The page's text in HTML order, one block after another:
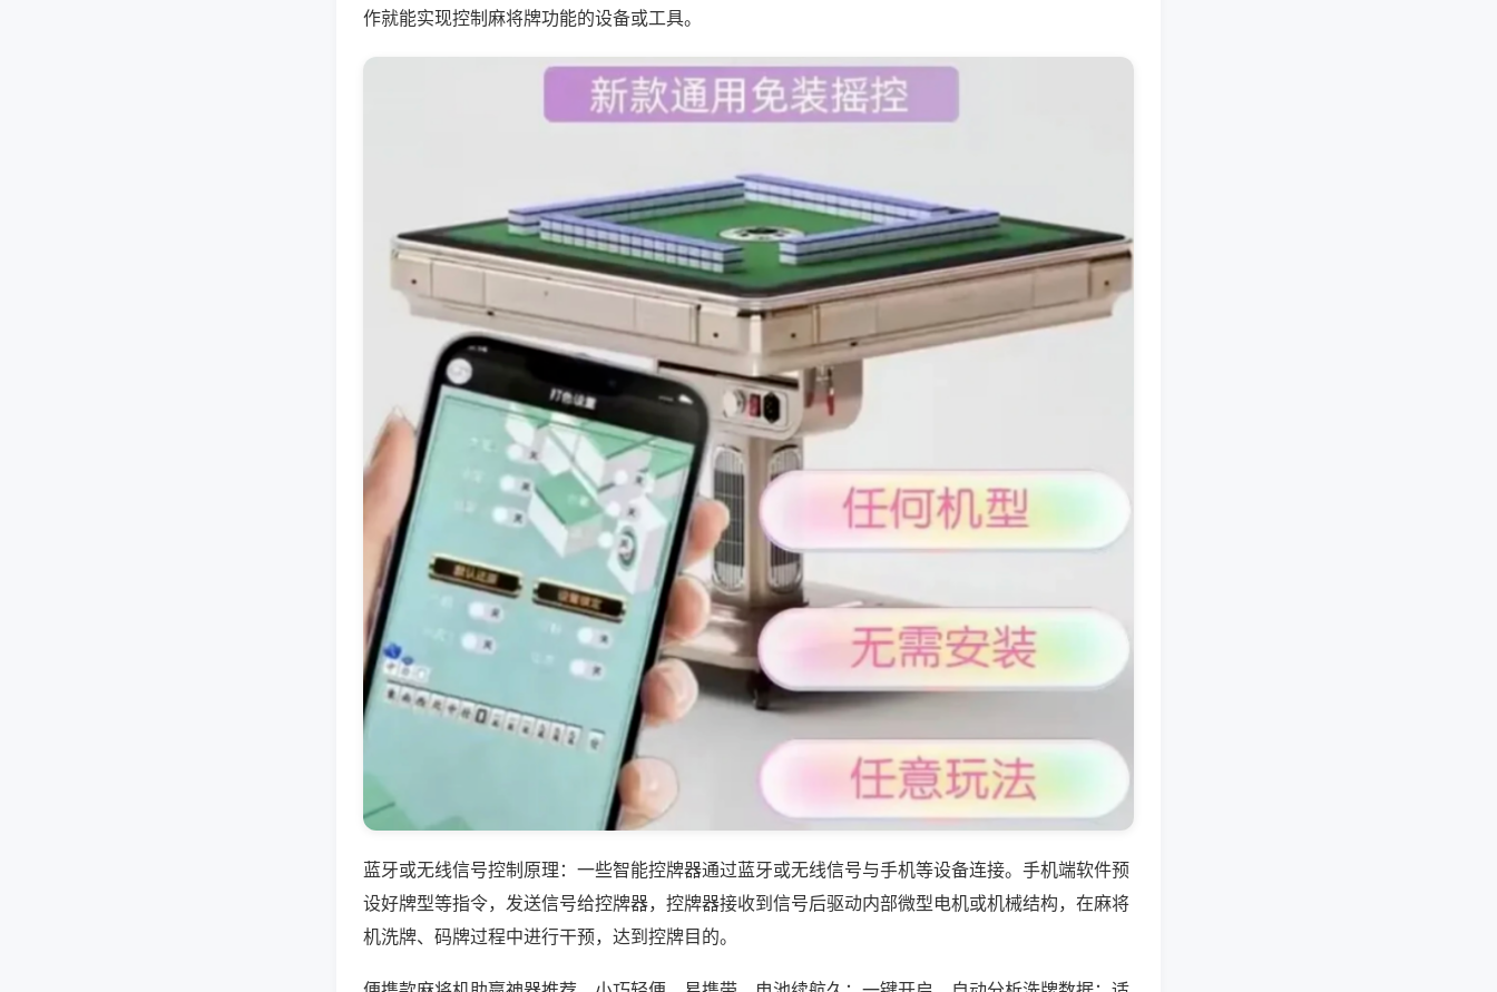
作就能实现控制麻将牌功能的设备或工具。
蓝牙或无线信号控制原理：一些智能控牌器通过蓝牙或无线信号与手机等设备连接。手机端软件预
设好牌型等指令，发送信号给控牌器，控牌器接收到信号后驱动内部微型电机或机械结构，在麻将
机洗牌、码牌过程中进行干预，达到控牌目的。